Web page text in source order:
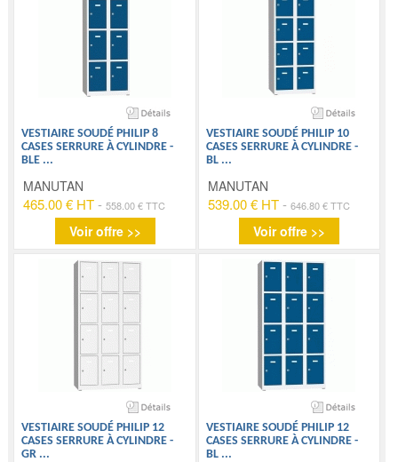
VESTIAIRE SOUDÉ PHILIP 8
CASES SERRURE À CYLINDRE -
BLE ...
MANUTAN
465.00 € HT -558.00 € TTC
Voir offre >>
VESTIAIRE SOUDÉ PHILIP 10
CASES SERRURE À CYLINDRE -
BL ...
MANUTAN
539.00 € HT- 646.80 € TTC
Voir offre >>
VESTIAIRE SOUDÉ PHILIP 12
CASES SERRURE À CYLINDRE -
GR ...
VESTIAIRE SOUDÉ PHILIP 12
CASES SERRURE À CYLINDRE -
BL ...